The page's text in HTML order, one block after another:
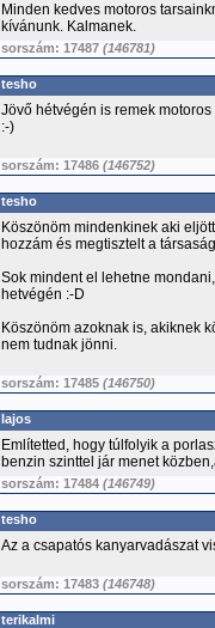
Minden kedves motoros
kívánunk. Kalmanek.
sorszám: 17487 (146781)
tesho
Jövő hétvégén is remek motoros
:-)
sorszám: 17486 (146752)
tesho
Köszönöm mindenkinek aki
hozzám és megtisztelt a
Sok mindent el lehetne
hetvégén :-D
Köszönöm azoknak is, akiknek
nem tudnak jönni.
sorszám: 17485 (146750)
lajos
Említetted, hogy túlfolyik a
benzin szinttel jár menet
sorszám: 17484 (146749)
tesho
Az a csapatós kanyarvadászat
sorszám: 17483 (146748)
terikalmi